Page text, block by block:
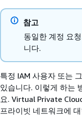
참고
동일한 계정 요
니다.
특정 IAM 사용자 또는
있습니다. 이렇게 하는
요. Virtual Private
프라이빗 네트워크에